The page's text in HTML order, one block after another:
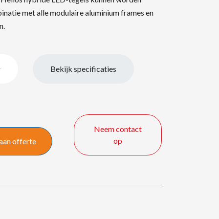
met alle modulaire aluminium frames en
Bekijk specificaties
offerte
Neem contact
op